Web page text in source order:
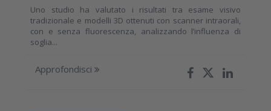
Uno studio ha valutato i risultati tra esame visivo
tradizionale e modelli 3D ottenuti con scanner intraorali,
con e senza fluorescenza, analizzando l’influenza di
soglia...
Approfondisci